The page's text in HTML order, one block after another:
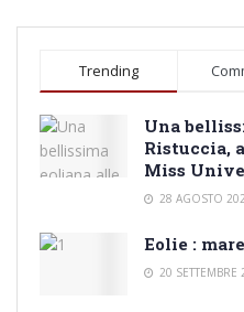
Trending
Una
Ristuccia,
Miss
28 AGOSTO
Eolie :
20 SETTEMBRE